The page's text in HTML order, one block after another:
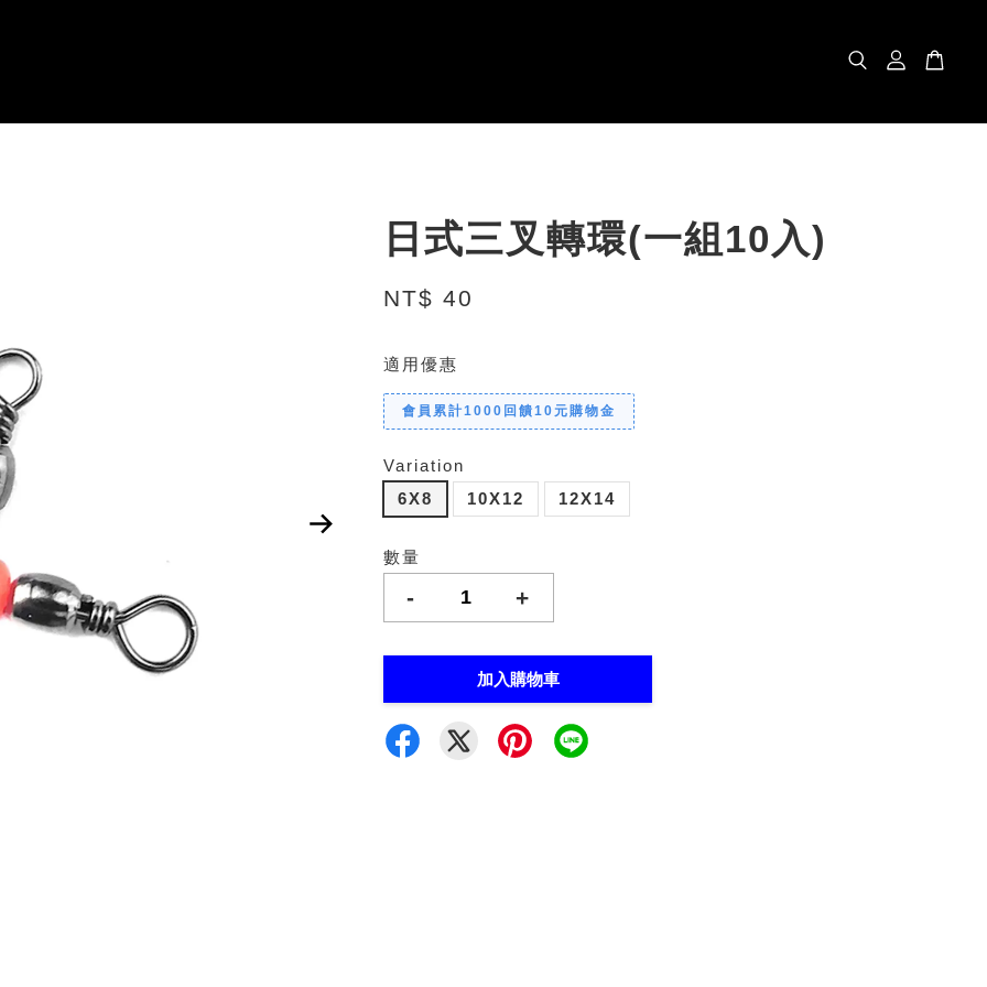
日式三叉轉環(一組10入)
NT$ 40
適用優惠
會員累計1000回饋10元購物金
Variation
6X8
10X12 12X14
數量
- +
加入購物車